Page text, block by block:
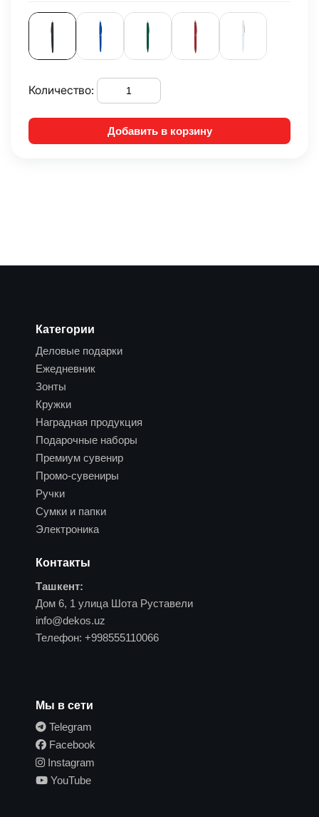
Количество:
Добавить в корзину
Категории
Деловые подарки
Ежедневник
Зонты
Кружки
Наградная продукция
Подарочные наборы
Премиум сувенир
Промо-сувениры
Ручки
Сумки и папки
Электроника
Контакты
Ташкент:
Дом 6, 1 улица Шота Руставели
info@dekos.uz
Телефон: +998555110066
Мы в сети
Telegram
Facebook
Instagram
YouTube